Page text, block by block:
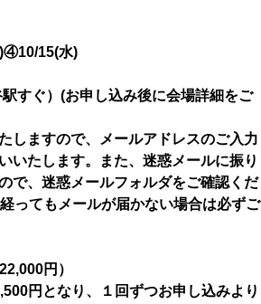
15(水)
すぐ）(お申し込み後に会場詳細をご
しますので、メールアドレスのご入力
いたします。また、迷惑メールに振り
で、迷惑メールフォルダをご確認くだ
ってもメールが届かない場合は必ずご
円）
円となり、１回ずつお申し込みより